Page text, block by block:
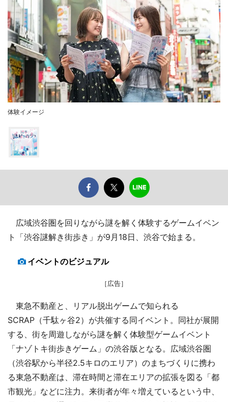
体験イメージ
広域渋谷圏を回りながら謎を解く体験するゲームイベン
ト「渋谷謎解き街歩き」が9月18日、渋谷で始まる。
イベントのビジュアル
［広告］
東急不動産と、リアル脱出ゲームで知られる
SCRAP（千駄ヶ谷2）が共催する同イベント。同社が展開
する、街を周遊しながら謎を解く体験型ゲームイベント
「ナゾトキ街歩きゲーム」の渋谷版となる。広域渋谷圏
（渋谷駅から半径2.5キロのエリア）のまちづくりに携わ
る東急不動産は、滞在時間と滞在エリアの拡張を図る「都
市観光」などに注力。来街者が年々増えているという中、